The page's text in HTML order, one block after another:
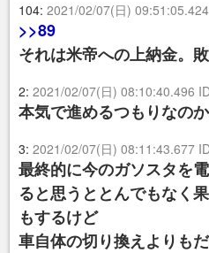
104: 2021/02/07(日)
>>89
それは米帝への上納金。
2: 2021/02/07(日) 08:10:40.496
本気で進めるつもりなの
3: 2021/02/07(日) 08:11:43.677
最終的に今のガソスタを
ると思うととんでもなく
もするけど
車自体の切り換えよりも